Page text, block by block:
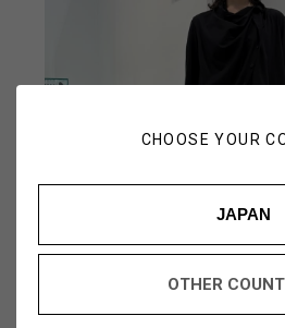
CHOOSE YOUR
JAPAN
OTHER